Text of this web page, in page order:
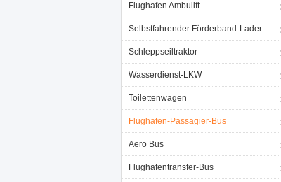
Flughafen Ambulift
Selbstfahrender Förderband-Lader
Schleppseiltraktor
Wasserdienst-LKW
Toilettenwagen
Flughafen-Passagier-Bus
Aero Bus
Flughafentransfer-Bus